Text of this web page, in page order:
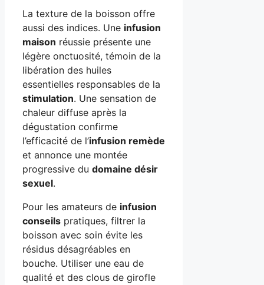
La texture de la boisson offre
aussi des indices. Une infusion
maison réussie présente une
légère onctuosité, témoin de la
libération des huiles
essentielles responsables de la
stimulation. Une sensation de
chaleur diffuse après la
dégustation confirme
l’efficacité de l’infusion remède
et annonce une montée
progressive du domaine désir
sexuel.
Pour les amateurs de infusion
conseils pratiques, filtrer la
boisson avec soin évite les
résidus désagréables en
bouche. Utiliser une eau de
qualité et des clous de girofle